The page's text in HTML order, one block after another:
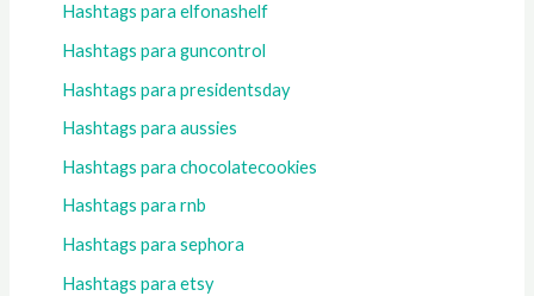
Hashtags para elfonashelf
Hashtags para guncontrol
Hashtags para presidentsday
Hashtags para aussies
Hashtags para chocolatecookies
Hashtags para rnb
Hashtags para sephora
Hashtags para etsy